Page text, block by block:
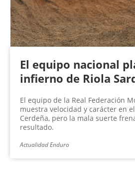
El equipo nacional
infierno de Riola
El equipo de la Real Federación
muestra velocidad y carácter en
Cerdeña, pero la mala suerte
resultado.
Actualidad Enduro